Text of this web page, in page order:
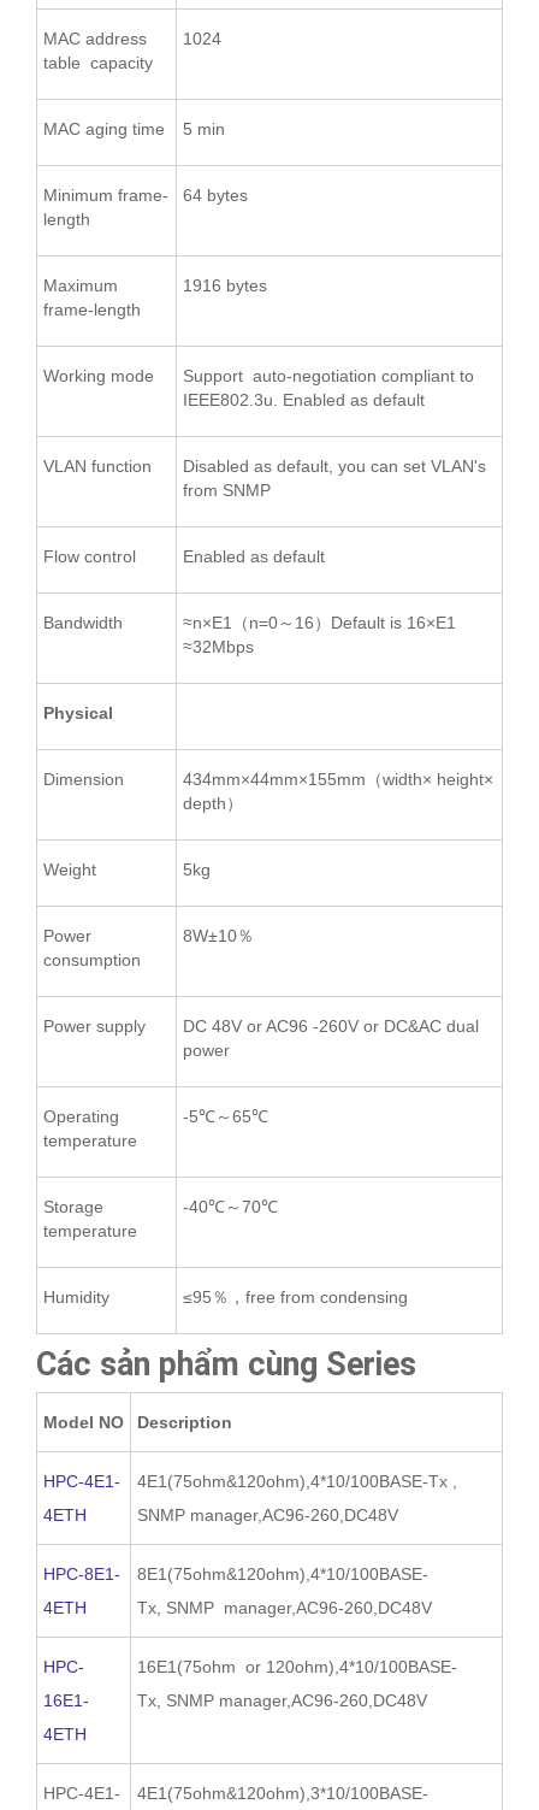
MAC address
table capacity
1024
MAC aging time 5 min
Minimum frame-
length
64 bytes
Maximum
frame-length
1916 bytes
Working mode
Support auto-negotiation compliant to
IEEE802.3u. Enabled as default
VLAN function
Disabled as default, you can set VLAN's
from SNMP
Flow control Enabled as default
Bandwidth
≈n×E1（n=0～16）Default is 16×E1
≈32Mbps
Physical
Dimension
434mm×44mm×155mm（width× height×
depth）
Weight 5kg
Power
consumption
8W±10％
Power supply
DC 48V or AC96 -260V or DC&AC dual
power
Operating
temperature
-5℃～65℃
Storage
temperature
-40℃～70℃
Humidity ≤95％，free from condensing
Các sản phẩm cùng Series
Model NO Description
HPC-4E1-
4ETH
4E1(75ohm&120ohm),4*10/100BASE-Tx ,
SNMP manager,AC96-260,DC48V
HPC-8E1-
4ETH
8E1(75ohm&120ohm),4*10/100BASE-
Tx, SNMP manager,AC96-260,DC48V
HPC-
16E1-
4ETH
16E1(75ohm or 120ohm),4*10/100BASE-
Tx, SNMP manager,AC96-260,DC48V
HPC-4E1-
4E1(75ohm&120ohm),3*10/100BASE-